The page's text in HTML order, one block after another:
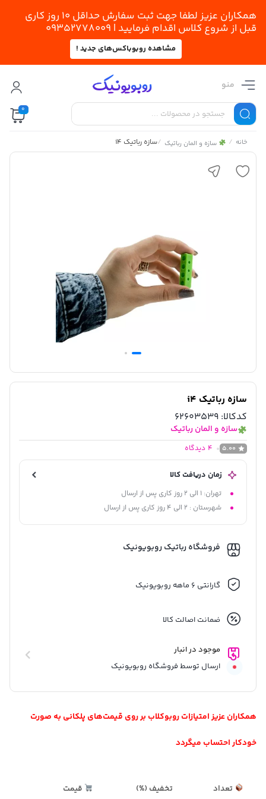
همکاران عزیز لطفا جهت ثبت سفارش حداقل 10 روز کاری
قبل از شروع کلاس اقدام فرمایید | 09352778009
مشاهده روبوباکس‌های جدید !
منو
0
خانه / سازه و المان رباتیک /سازه رباتیک i4
سازه رباتیک i4
کدکالا: 62603539
سازه و المان رباتیک
5.00
4 دیدگاه
زمان دریافت کالا
تهران: 1 الی 2 روز کاری پس از ارسال
شهرستان : 2 الی 4 روز کاری پس از ارسال
فروشگاه رباتیک روبویونیک
گارانتی 6 ماهه روبویونیک
ضمانت اصالت کالا
موجود در انبار
ارسال توسط فروشگاه روبویونیک
همکاران عزیز امتیازات روبوکلاب بر روی قیمت‌های پلکانی به صورت
خودکار احتساب میگردد
تعداد تخفیف (%) قیمت